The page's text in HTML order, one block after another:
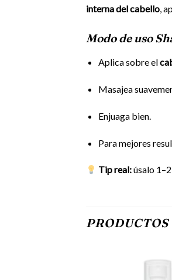
interna del cabello ,
Modo de uso
Aplica sobre el
Masajea
Enjuaga bien.
Para mejores
Tip real:úsalo